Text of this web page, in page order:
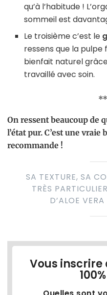
qu’à l’habitude !
sommeil est
Le troisième c’est le
ressens que la pulpe
bienfait naturel
travaillé avec soin.
On ressent beaucoup de
l’état pur. C’est une vraie
recommande !
SA TEXTURE, SA
TRÈS
D’ALOE